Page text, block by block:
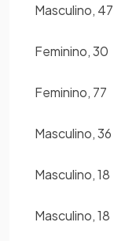
Masculino, 47
Feminino, 30
Feminino, 77
Masculino, 36
Masculino, 18
Masculino, 18